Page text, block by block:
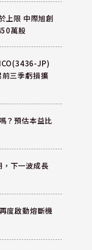
上限 中際旭創
萬股
JP)
三季虧損擴
？預估本益比
下一波成長
度啟動熔斷機